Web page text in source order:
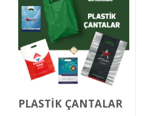
PLASTİK ÇANTALAR